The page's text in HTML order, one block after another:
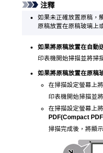
注釋
如果未正確放置原稿，
原稿放置在原稿玻璃上
如果將原稿放置在自動
印表機 開始掃描並將掃
如果將原稿放置在原稿
在掃描設定螢幕上將
印表機開始掃描並
在掃描設定螢幕上將
PDF(Compact
掃描完成後，將顯